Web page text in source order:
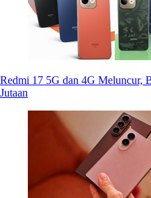
Redmi 17 5G dan 4G Meluncur,
Jutaan